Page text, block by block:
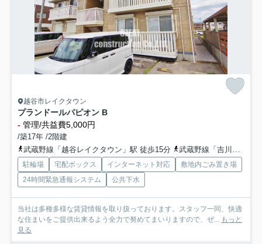
越谷市レイクタウン
プランドールパピオン B
- 管理/共益費5,000円
/築17年 /2階建
武蔵野線「越谷レイクタウン」駅 徒歩15分
武蔵野線「吉川」駅 徒歩35分
駐輪場 宅配ボックス インターネット対応
敷地内ごみ置き場
24時間緊急通報システム
公共下水
当社は多種多様な賃貸情報を取り扱っております。スタッフ一同、快適
な住まいをご提供出来るよう全力で努めてまいりますので、ぜ... もっと
見る